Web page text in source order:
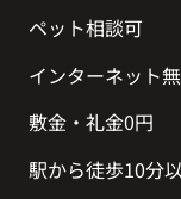
ペット相談可
インターネット
敷金・礼金0円
駅から徒歩10分